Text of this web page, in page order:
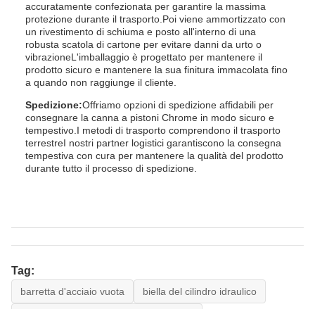
accuratamente confezionata per garantire la massima
protezione durante il trasporto.Poi viene ammortizzato con
un rivestimento di schiuma e posto all'interno di una
robusta scatola di cartone per evitare danni da urto o
vibrazioneL'imballaggio è progettato per mantenere il
prodotto sicuro e mantenere la sua finitura immacolata fino
a quando non raggiunge il cliente.
Spedizione:Offriamo opzioni di spedizione affidabili per
consegnare la canna a pistoni Chrome in modo sicuro e
tempestivo.I metodi di trasporto comprendono il trasporto
terrestreI nostri partner logistici garantiscono la consegna
tempestiva con cura per mantenere la qualità del prodotto
durante tutto il processo di spedizione.
Tag:
barretta d'acciaio vuota biella del cilindro idraulico